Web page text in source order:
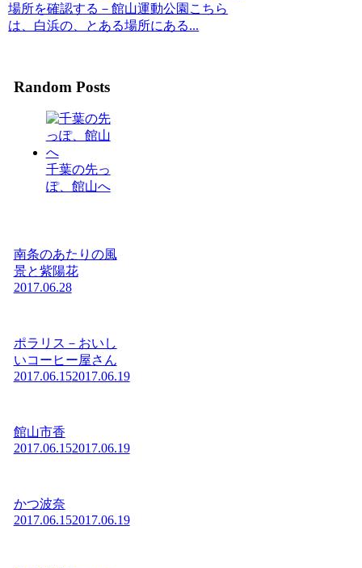
場所を確認する－館山運動公園こちら
は、白浜の、とある場所にある...
Random Posts
千葉の先っ
ぽ、館山へ
南条のあたりの風
景と紫陽花
2017.06.28
ポラリス－おいし
いコーヒー屋さん
2017.06.152017.06.19
館山市香
2017.06.152017.06.19
かつ波奈
2017.06.152017.06.19